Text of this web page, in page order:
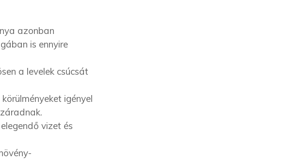
azonban
is ennyire
a levelek csúcsát
igényel
vizet és